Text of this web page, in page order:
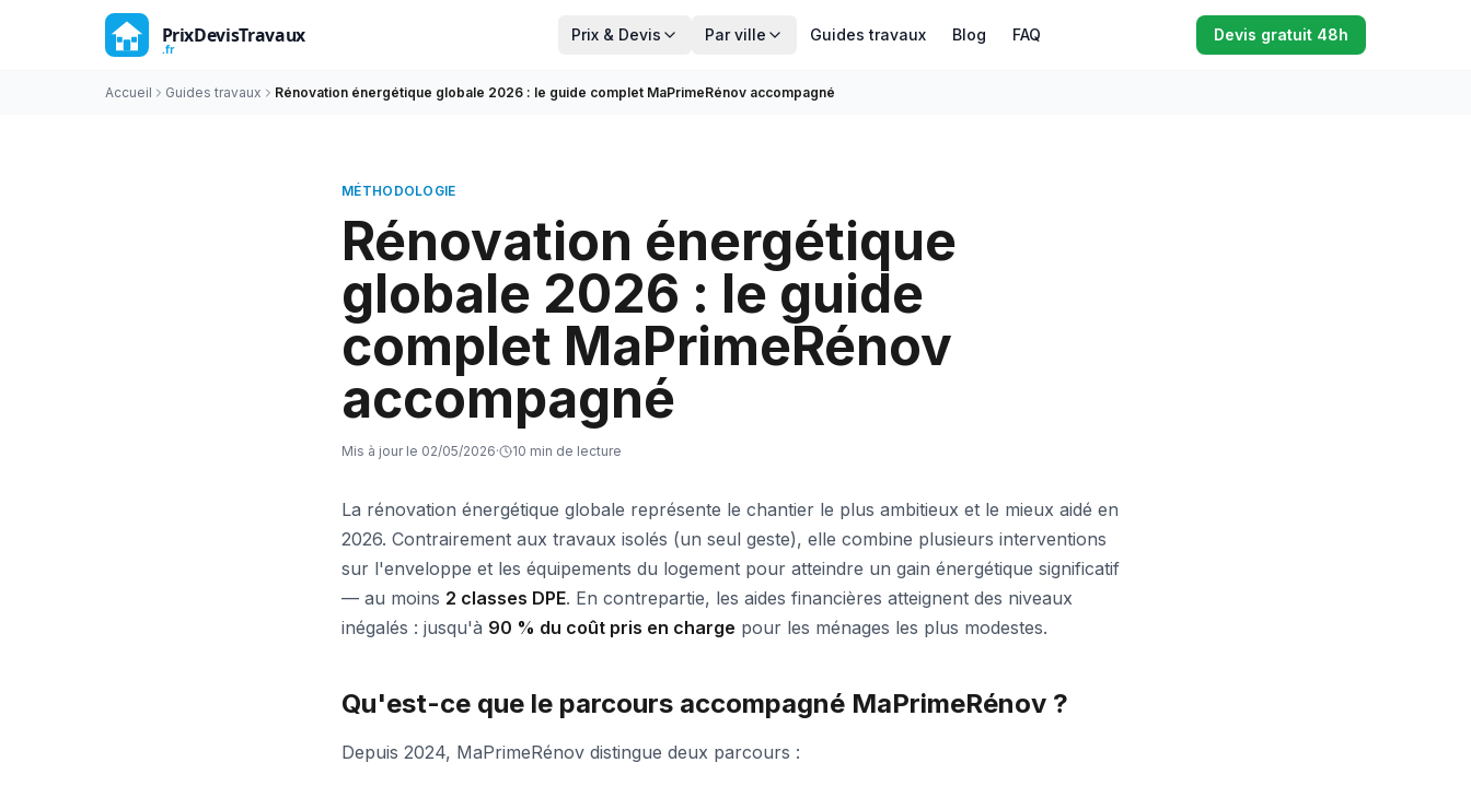
Prix & Devis Par ville Guides travaux Blog FAQ Devis gratuit 48h
Accueil Guides travaux Rénovation énergétique globale 2026 : le guide complet MaPrimeRénov accompagné
MÉTHODOLOGIE
Rénovation énergétique
globale 2026 : le guide
complet MaPrimeRénov
accompagné
Mis à jour le 02/05/2026· 10 min de lecture
La rénovation énergétique globale représente le chantier le plus ambitieux et le mieux aidé en
2026. Contrairement aux travaux isolés (un seul geste), elle combine plusieurs interventions
sur l'enveloppe et les équipements du logement pour atteindre un gain énergétique significatif
— au moins 2 classes DPE. En contrepartie, les aides financières atteignent des niveaux
inégalés : jusqu'à 90 % du coût pris en charge pour les ménages les plus modestes.
Qu'est-ce que le parcours accompagné MaPrimeRénov ?
Depuis 2024, MaPrimeRénov distingue deux parcours :